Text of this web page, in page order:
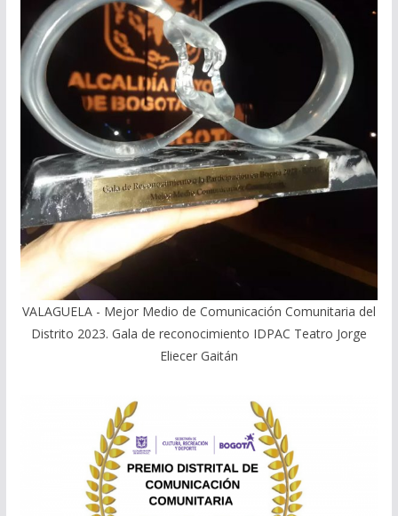
VALAGUELA - Mejor Medio de Comunicación Comunitaria del
Distrito 2023. Gala de reconocimiento IDPAC Teatro Jorge
Eliecer Gaitán